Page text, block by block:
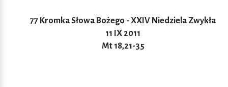
77 Kromka Słowa Bożego - XXIV Niedziela Zwykła
11 IX 2011
Mt 18,21-35